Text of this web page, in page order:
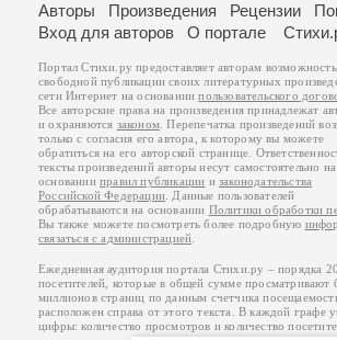
Авторы Произведения Рецензии
Вход для авторов
О портале
Портал Стихи.ру предоставляет авторам возможность
свободной публикации своих литературных
сети Интернет на основаниипользовательского
Все авторские права на произведения принадлежат
и охраняются законом . Перепечатка произведений
только с согласия его автора, к которому вы можете
обратиться на его авторской странице.
тексты произведений авторы несут самостоятельно на
основанииправил публикации изаконодательства
Российской Федерации . Данные пользователей
обрабатываются на основании Политики обработки
Вы также можете посмотреть более подробную
связаться с администрацией
Ежедневная аудитория портала Стихи.ру – порядка
посетителей, которые в общей сумме просматривают
миллионов страниц по данным счетчика
расположен справа от этого текста. В каждой графе
цифры: количество просмотров и количество